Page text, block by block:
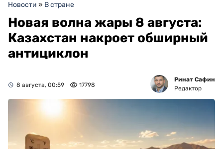
Новости » В стране
Новая волна жары 8 августа:
Казахстан накроет обширный
антициклон
8 августа, 00:59 17798
Ринат Сафин
Редактор